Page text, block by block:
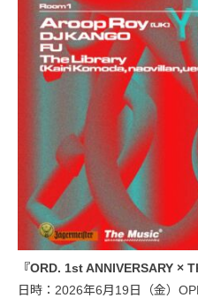
『ORD. 1st ANNIVERSARY ×
日時：2026年6月19日（金）